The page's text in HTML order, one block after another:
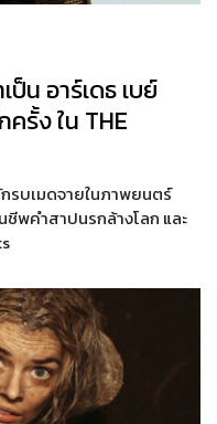
ป็น อาร์เดธ เบย์
รั้ง ใน THE
รบเมดจายในภาพยนตร์
ชีพคำสาปนรกล้างโลก และ